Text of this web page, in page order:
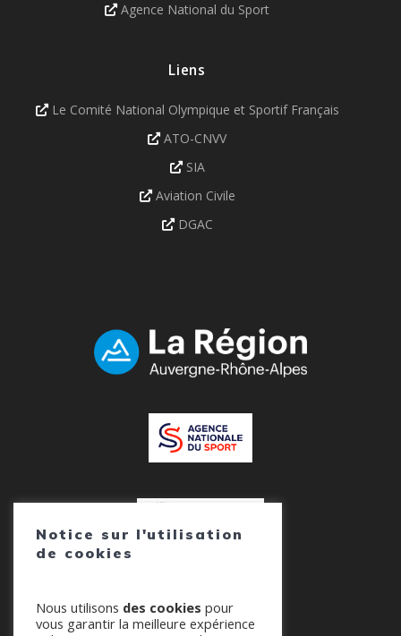
Agence National du Sport
Liens
Le Comité National Olympique et Sportif Français
ATO-CNVV
SIA
Aviation Civile
DGAC
Notice sur l'utilisation
de cookies
Nous utilisons des cookies pour
vous garantir la meilleure expérience